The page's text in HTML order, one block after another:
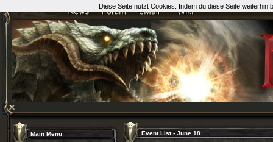
Main Menu Event List - June 18
Diese Seite nutzt Cookies. Indem du diese Seite